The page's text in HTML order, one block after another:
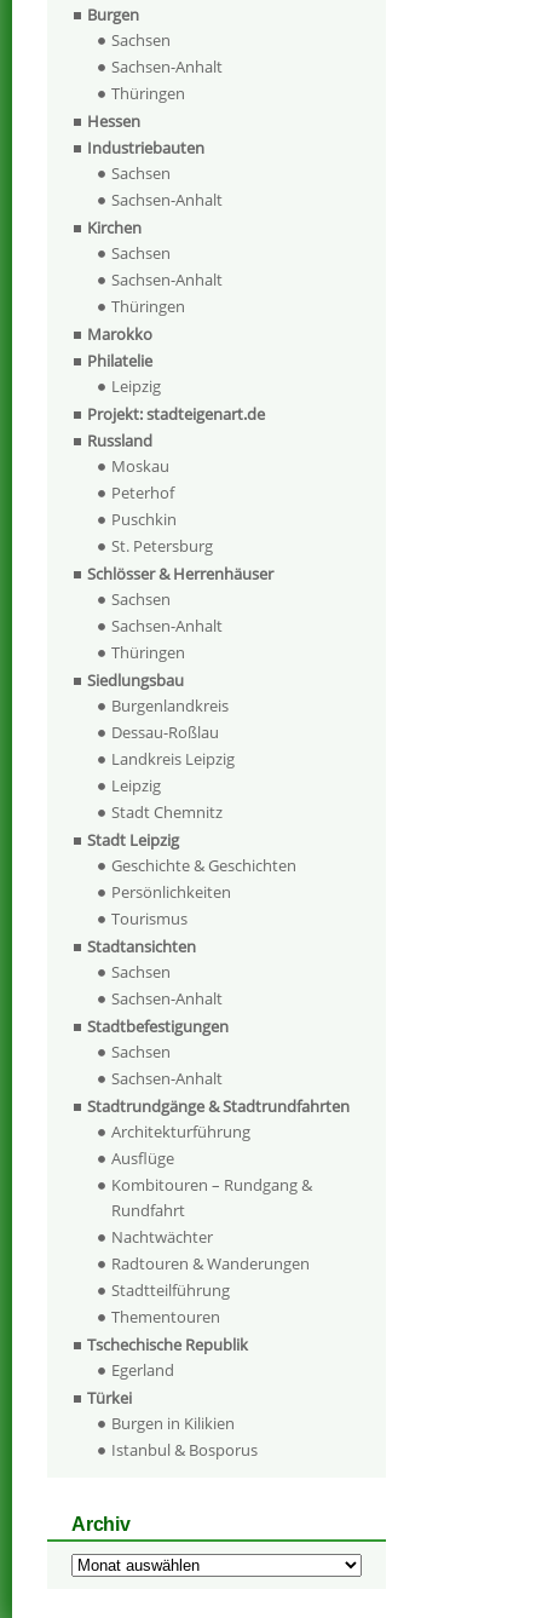
Burgen
Sachsen
Sachsen-Anhalt
Thüringen
Hessen
Industriebauten
Sachsen
Sachsen-Anhalt
Kirchen
Sachsen
Sachsen-Anhalt
Thüringen
Marokko
Philatelie
Leipzig
Projekt: stadteigenart.de
Russland
Moskau
Peterhof
Puschkin
St. Petersburg
Schlösser & Herrenhäuser
Sachsen
Sachsen-Anhalt
Thüringen
Siedlungsbau
Burgenlandkreis
Dessau-Roßlau
Landkreis Leipzig
Leipzig
Stadt Chemnitz
Stadt Leipzig
Geschichte & Geschichten
Persönlichkeiten
Tourismus
Stadtansichten
Sachsen
Sachsen-Anhalt
Stadtbefestigungen
Sachsen
Sachsen-Anhalt
Stadtrundgänge & Stadtrundfahrten
Architekturführung
Ausflüge
Kombitouren – Rundgang &
Rundfahrt
Nachtwächter
Radtouren & Wanderungen
Stadtteilführung
Thementouren
Tschechische Republik
Egerland
Türkei
Burgen in Kilikien
Istanbul & Bosporus
Archiv
Archiv